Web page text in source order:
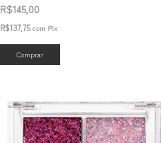
R$145,00
R$137,75com Pix